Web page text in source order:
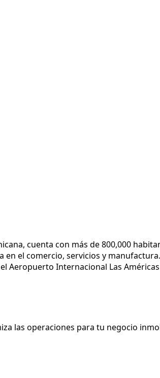
cuenta con más de 800,000
el comercio, servicios y
Aeropuerto Internacional Las
las operaciones para tu negocio